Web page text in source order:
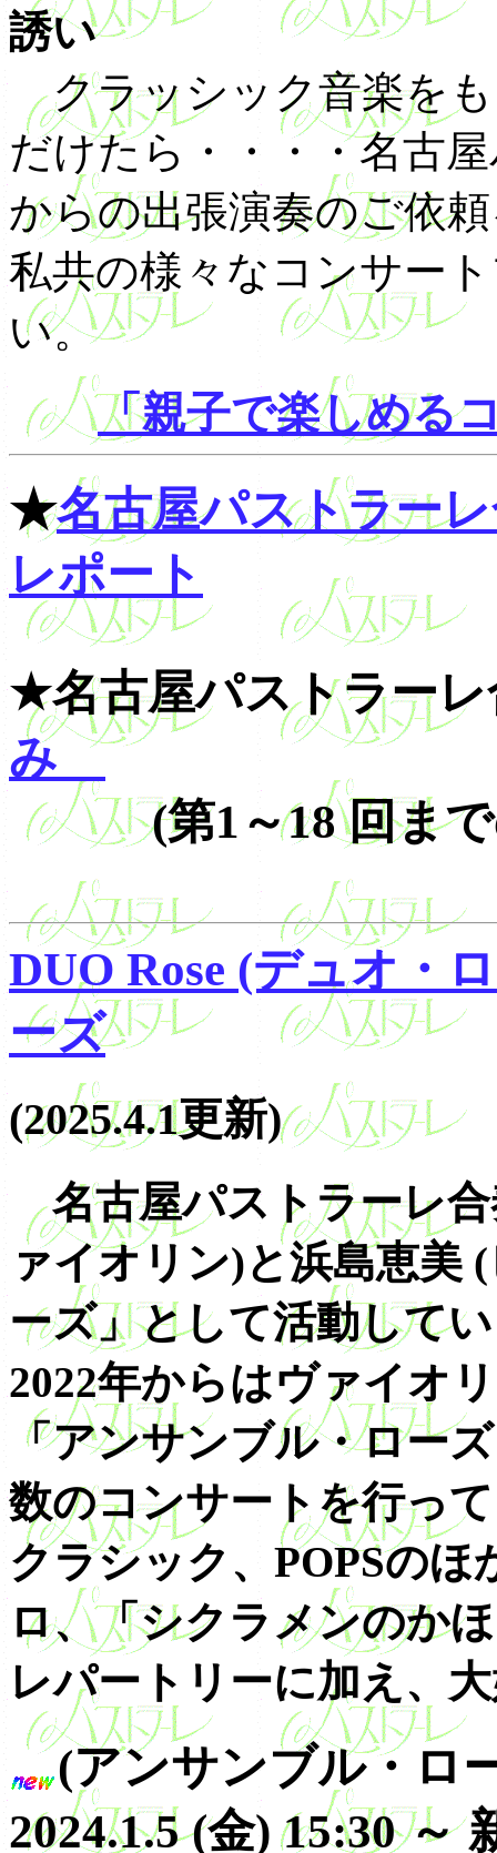
誘い
クラッシック音楽を
だけたら・・・・名古
からの出張演奏のご依
私共の様々なコンサー
い。
「親子で楽しめる
★名古屋パストラー
レポート
★名古屋パストラーレ
み
(第1～18 回まで
DUO Rose (デュオ・
ーズ
(2025.4.1更新)
名古屋パストラーレ合
ァイオリン)と浜島恵美
ーズ」として活動して
2022年からはヴァイオ
「アンサンブル・ロー
数のコンサートを行っ
クラシック、POPSの
ロ、「シクラメンのか
レパートリーに加え、
(アンサンブル・ロ
2024.1.5 (金) 15:30 ～